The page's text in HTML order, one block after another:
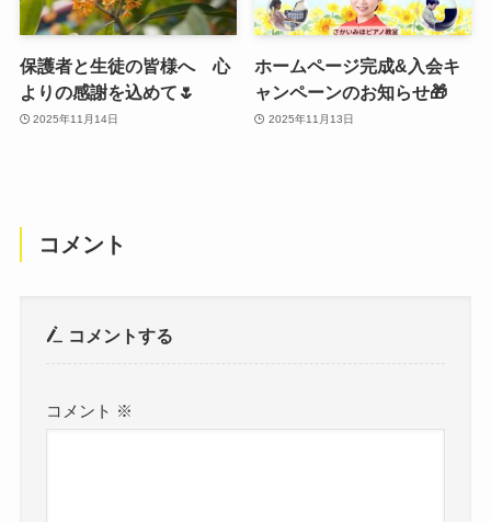
保護者と生徒の皆様へ 心
よりの感謝を込めて🌷
2025年11月14日
ホームページ完成&入会キ
ャンペーンのお知らせ🎁
2025年11月13日
コメント
コメントする
コメント ※